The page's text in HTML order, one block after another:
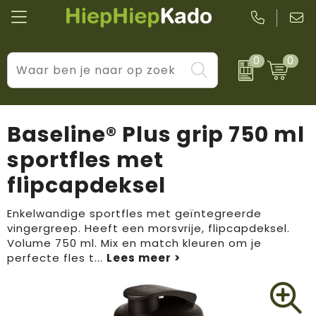
0 0
Kantoor & schrijfwaren
Wellness & verzorging
Tassen & reizen
Huis, tuin & keuken
Elektronica & gadgets
Sport & vrije tijd
Levensstijl
Prijs & impact
BIC
Brandflavours
Camelbak
Janzen
Baseline® Plus grip 750 ml
sportfles met
flipcapdeksel
Enkelwandige sportfles met geïntegreerde
vingergreep. Heeft een morsvrije, flipcapdeksel.
Volume 750 ml. Mix en match kleuren om je
perfecte fles t...